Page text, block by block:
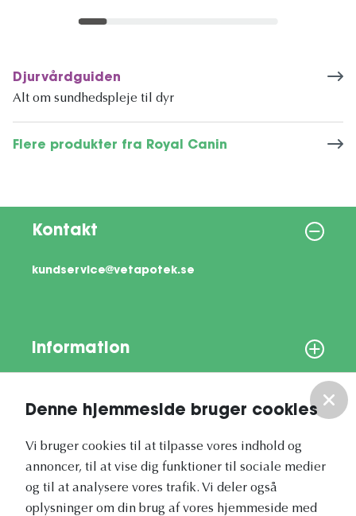
Denne hjemmeside bruger cookies
Vi bruger cookies til at tilpasse vores indhold og
annoncer, til at vise dig funktioner til sociale medier
og til at analysere vores trafik. Vi deler også
oplysninger om din brug af vores hjemmeside med
Djurvårdguiden
Alt om sundhedspleje til dyr
Flere produkter fra Royal Canin
Kontakt
kundservice@vetapotek.se
Information
Vores nyhedsbrev